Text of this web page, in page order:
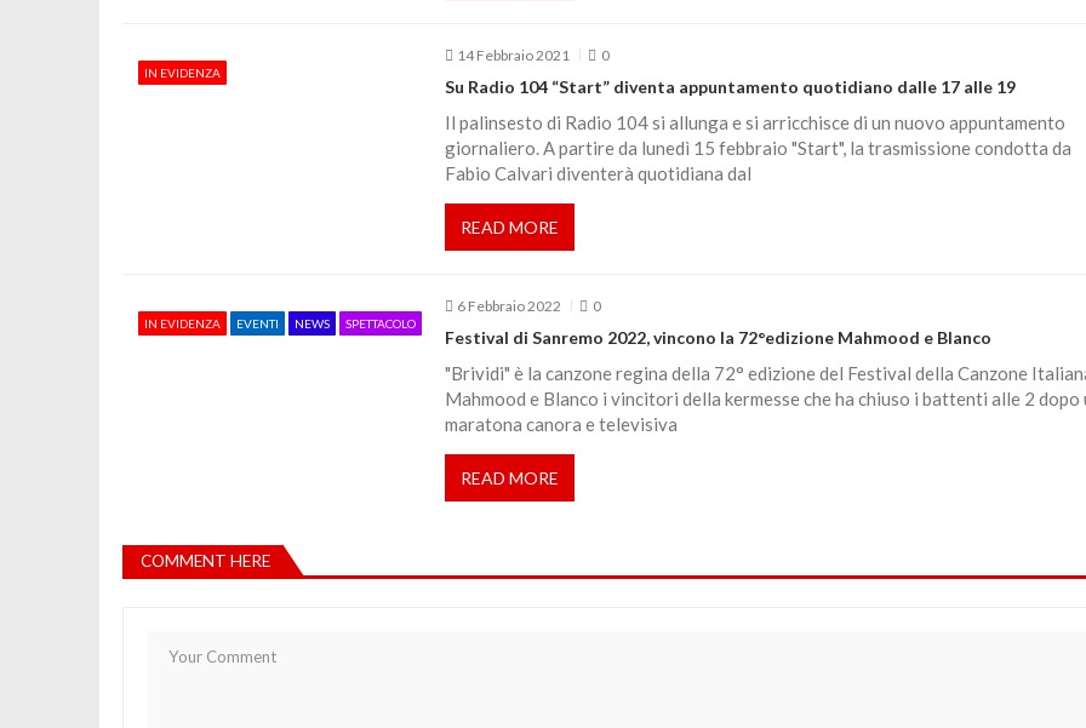
o
IN EVIDENZA
14 Febbraio 2021 0
Su Radio 104 “Start” diventa appuntamento quotidiano dalle 17 alle 19
Il palinsesto di Radio 104 si allunga e si arricchisce di un nuovo appuntamento
giornaliero. A partire da lunedì 15 febbraio "Start", la trasmissione condotta da
Fabio Calvari diventerà quotidiana dal
READ MORE
IN EVIDENZA EVENTI NEWS SPETTACOLO
6 Febbraio 2022 0
Festival di Sanremo 2022, vincono la 72°edizione Mahmood e Blanco
"Brividi" è la canzone regina della 72° edizione del Festival della Canzone
Mahmood e Blanco i vincitori della kermesse che ha chiuso i battenti alle 2 dopo
maratona canora e televisiva
READ MORE
COMMENT HERE